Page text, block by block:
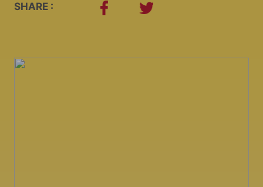
SHARE :